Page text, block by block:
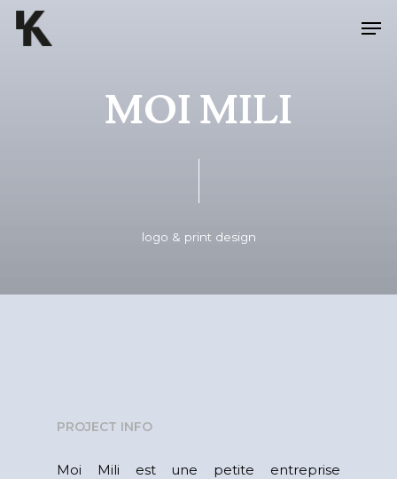
Skip
MOI MILI
logo & print design
PROJECT INFO
Moi Mili est une petite entreprise